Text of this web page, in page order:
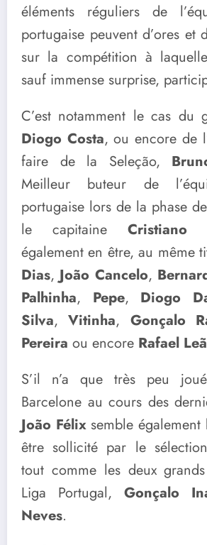
éléments réguliers de
portugaise peuvent d’ores et
sur la compétition à
sauf immense surprise,
C’est notamment le cas du
Diogo Costa, ou encore de
faire de la Seleção,
Meilleur buteur de
portugaise lors de la phase
le capitaine Cristiano
également en être, au même
Dias,João Cancelo,
Palhinha, Pepe, Diogo
Silva,Vitinha, Gonçalo
Pereira ou encore Rafael
S’il n’a que très peu
Barcelone au cours des
João Félixsemble
être sollicité par le
tout comme les deux
Liga Portugal, Gonçalo
Neves.